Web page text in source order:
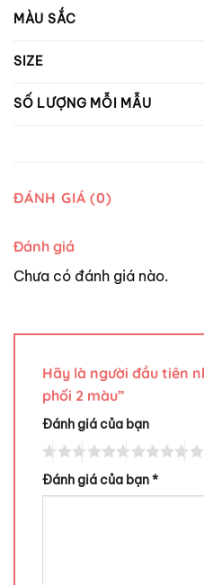
MÀU SẮC
SIZE
SỐ LƯỢNG MỖI MẪU
ĐÁNH GIÁ (0)
Đánh giá
Chưa có đánh giá nào.
Hãy là người đầu tiên
phối 2 màu”
Đánh giá của bạn
Đánh giá của bạn*